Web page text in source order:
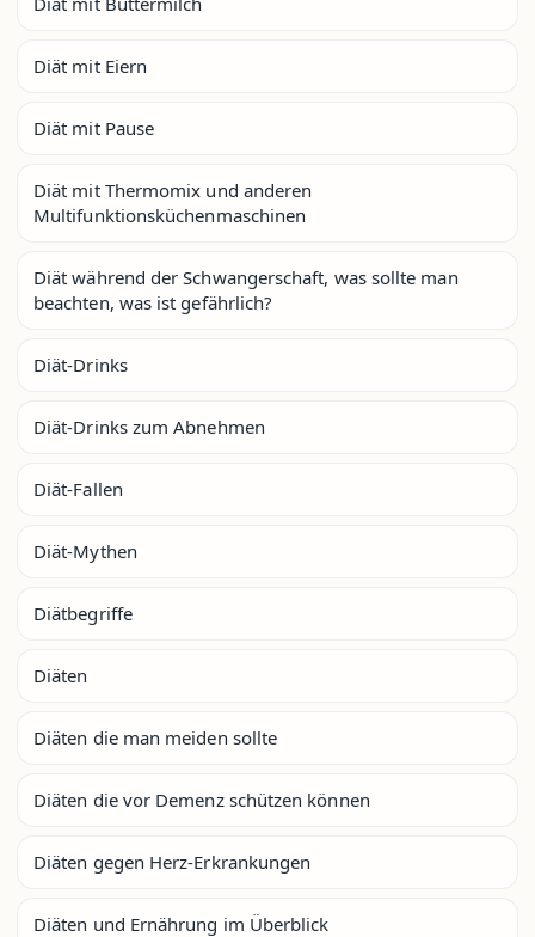
Diät mit Eiern
Diät mit Pause
Diät mit Thermomix und anderen
Multifunktionsküchenmaschinen
Diät während der Schwangerschaft, was sollte man
beachten, was ist gefährlich?
Diät-Drinks
Diät-Drinks zum Abnehmen
Diät-Fallen
Diät-Mythen
Diätbegriffe
Diäten
Diäten die man meiden sollte
Diäten die vor Demenz schützen können
Diäten gegen Herz-Erkrankungen
Diäten und Ernährung im Überblick